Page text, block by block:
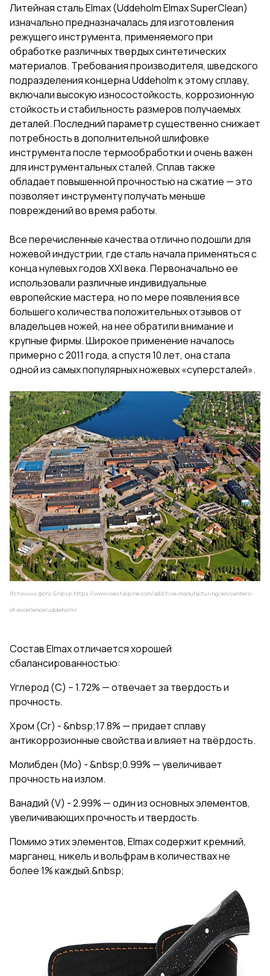
Литейная сталь Elmax (Uddeholm Elmax SuperClean)
изначально предназначалась для изготовления
режущего инструмента, применяемого при
обработке различных твердых синтетических
материалов. Требования производителя, шведского
подразделения концерна Uddeholm к этому сплаву,
включали высокую износостойкость, коррозионную
стойкость и стабильность размеров получаемых
деталей. Последний параметр существенно снижает
потребность в дополнительной шлифовке
инструмента после термообработки и очень важен
для инструментальных сталей. Сплав также
обладает повышенной прочностью на сжатие — это
позволяет инструменту получать меньше
повреждений во время работы.
Все перечисленные качества отлично подошли для
ножевой индустрии, где сталь начала применяться с
конца нулевых годов XXI века. Первоначально ее
использовали различные индивидуальные
европейские мастера, но по мере появления все
большего количества положительных отзывов от
владельцев ножей, на нее обратили внимание и
крупные фирмы. Широкое применение началось
примерно с 2011 года, а спустя 10 лет, она стала
одной из самых популярных ножевых «суперсталей».
Источник фото:&nbsp;https://www.voestalpine.com/additive-manufacturing/en/centers-
of-excellence/uddeholm/
Состав Elmax отличается хорошей
сбалансированностью:
Углерод (С) – 1.72% — отвечает за твердость и
прочность.
Хром (Сr) - &nbsp;17.8% — придает сплаву
антикоррозионные свойства и влияет на твёрдость.
Молибден (Mo) - &nbsp;0.99% — увеличивает
прочность на излом.
Ванадий (V) - 2.99% — один из основных элементов,
увеличивающих прочность и твердость.
Помимо этих элементов, Elmax содержит кремний,
марганец, никель и вольфрам в количествах не
более 1% каждый.&nbsp;